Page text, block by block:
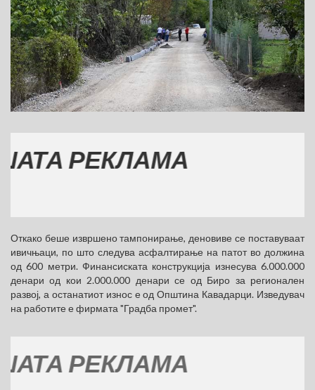
РЕКЛАМА
Откако беше извршено тампонирање, деновиве се поставуваат
ивичњаци, по што следува асфалтирање на патот во должина
од 600 метри. Финансиската конструкција изнесува 6.000.000
денари од кои 2.000.000 денари се од Биро за регионален
развој, а останатиот износ е од Општина Кавадарци. Изведувач
на работите е фирмата "Градба промет".
РЕКЛАМА